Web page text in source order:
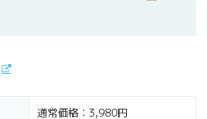
通常価格：3,980円